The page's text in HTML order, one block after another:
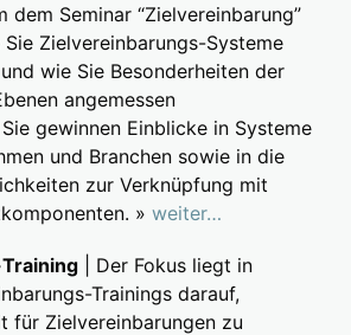
dem Seminar “Zielvereinbarung”
Zielvereinbarungs-Systeme
wie Sie Besonderheiten der
angemessen
gewinnen Einblicke in Systeme
und Branchen sowie in die
zur Verknüpfung mit
» weiter…
| Der Fokus liegt in
Trainings darauf,
für Zielvereinbarungen zu